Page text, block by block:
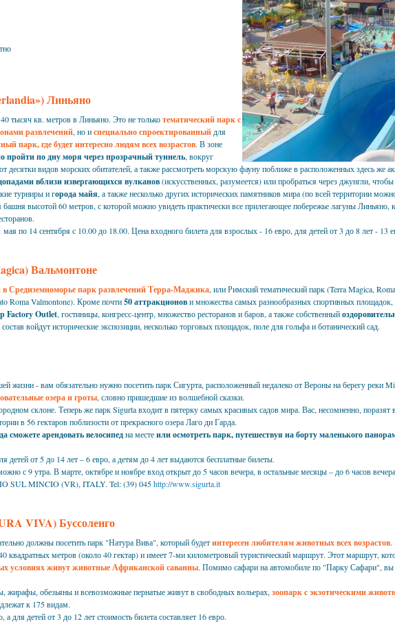
Линьяно
тысяч кв. метров в Линьяно. Это не толькотематический парк с
развлечений, но испециально спроектированный для
парк, где будет интересно людям всех возрастов. В зоне
пройти по дну моря через прозрачный туннель, вокруг
десятки видов морских обитателей, а также рассмотреть морскую фауну поближе в расположенных здесь же
вблизи извергающихся вулканов(искусственных, разумеется) или пробраться через джунгли,
турниры и города майя, а также несколько других исторических памятников мира (по всей территории
башня высотой 60 метров, с которой можно увидеть практически все прилегающее побережье лагуны Линьяно,
по 14 сентября с 10.00 до 18.00. Цена входного билета для взрослых - 16 евро, для детей от 3 до 8 лет - 13
Вальмонтоне
Средиземноморье парк развлечений Терра-Маджика, или Римский тематический парк (Terra Magica,
Roma Valmontone). Кроме почти50 аттракционови множества самых разнообразных спортивных
Factory Outlet, гостиницы, конгресс-центр, множество ресторанов и баров, а также собственный
войдут исторические экспозиции, несколько торговых площадок, поле для гольфа и ботанический сад.
жизни - вам обязательно нужно посетить парк Сигурта, расположенный недалеко от Вероны на берегу реки
озера и гроты, словно пришедшие из волшебной сказки.
склоне. Теперь же парк Sigurta входит в пятерку самых красивых садов мира. Вас, несомненно,
в 56 гектаров поблизости от прекрасного озера Лаго ди Гарда.
сможете арендовать велосипедна местеили осмотреть парк, путешествуя на борту маленького
детей от 5 до 14 лет – 6 евро, а детям до 4 лет выдаются бесплатные билеты.
с 9 утра. В марте, октябре и ноябре вход открыт до 5 часов вечера, в остальные месяцы – до 6 часов
SUL MINCIO (VR), ITALY. Tel: (39) 045http://www.sigurta.it
VIVA) Буссоленго
должны посетить парк "Натура Вива", который будетинтересен любителям животных всех возрастов.
квадратных метров (около 40 гектар) и имеет 7-ми километровый туристический маршрут. Этот маршрут,
условиях живут животные Африканской саванны. Помимо сафари на автомобиле по "Парку Сафари",
жирафы, обезьяны и всевозможные пернатые живут в свободных вольерах, зоопарк с экзотическими
к 175 видам.
детей от 3 до 12 лет стоимость билета составляет 16 евро.